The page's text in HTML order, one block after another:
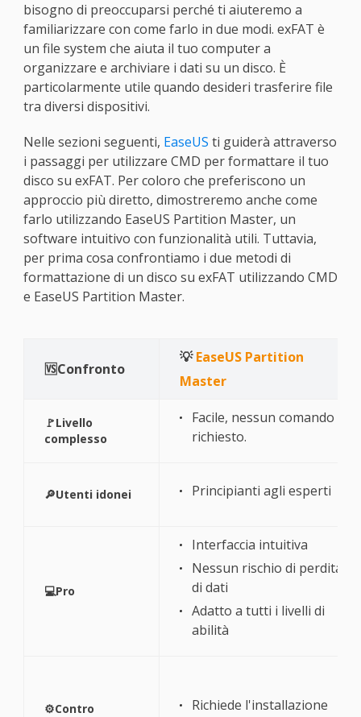
bisogno di preoccuparsi perché ti aiuteremo a
familiarizzare con come farlo in due modi. exFAT è
un file system che aiuta il tuo computer a
organizzare e archiviare i dati su un disco. È
particolarmente utile quando desideri trasferire file
tra diversi dispositivi.
Nelle sezioni seguenti, EaseUS ti guiderà attraverso
i passaggi per utilizzare CMD per formattare il tuo
disco su exFAT. Per coloro che preferiscono un
approccio più diretto, dimostreremo anche come
farlo utilizzando EaseUS Partition Master, un
software intuitivo con funzionalità utili. Tuttavia,
per prima cosa confrontiamo i due metodi di
formattazione di un disco su exFAT utilizzando CMD
e EaseUS Partition Master.
🆚Confronto
💡EaseUS Partition
Master
🚩Livello
complesso
Facile, nessun comando
richiesto.
🔎Utenti idonei Principianti agli esperti
💻Pro
Interfaccia intuitiva
Nessun rischio di perdita
di dati
Adatto a tutti i livelli di
abilità
⚙️Contro Richiede l'installazione